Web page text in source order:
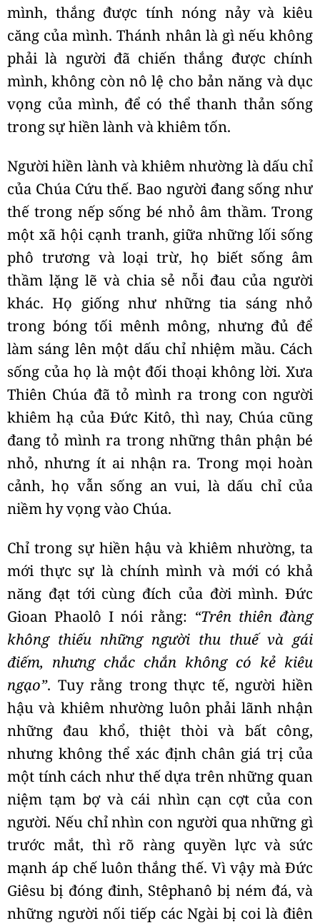
mình, thắng được tính nóng nảy và kiêu
căng của mình. Thánh nhân là gì nếu không
phải là người đã chiến thắng được chính
mình, không còn nô lệ cho bản năng và dục
vọng của mình, để có thể thanh thản sống
trong sự hiền lành và khiêm tốn.
Người hiền lành và khiêm nhường là dấu chỉ
của Chúa Cứu thế. Bao người đang sống như
thế trong nếp sống bé nhỏ âm thầm. Trong
một xã hội cạnh tranh, giữa những lối sống
phô trương và loại trừ, họ biết sống âm
thầm lặng lẽ và chia sẻ nỗi đau của người
khác. Họ giống như những tia sáng nhỏ
trong bóng tối mênh mông, nhưng đủ để
làm sáng lên một dấu chỉ nhiệm mầu. Cách
sống của họ là một đối thoại không lời. Xưa
Thiên Chúa đã tỏ mình ra trong con người
khiêm hạ của Đức Kitô, thì nay, Chúa cũng
đang tỏ mình ra trong những thân phận bé
nhỏ, nhưng ít ai nhận ra. Trong mọi hoàn
cảnh, họ vẫn sống an vui, là dấu chỉ của
niềm hy vọng vào Chúa.
Chỉ trong sự hiền hậu và khiêm nhường, ta
mới thực sự là chính mình và mới có khả
năng đạt tới cùng đích của đời mình. Đức
Gioan Phaolô I nói rằng: “Trên thiên đàng
không thiếu những người thu thuế và gái
điếm, nhưng chắc chắn không có kẻ kiêu
ngạo”. Tuy rằng trong thực tế, người hiền
hậu và khiêm nhường luôn phải lãnh nhận
những đau khổ, thiệt thòi và bất công,
nhưng không thể xác định chân giá trị của
một tính cách như thế dựa trên những quan
niệm tạm bợ và cái nhìn cạn cợt của con
người. Nếu chỉ nhìn con người qua những gì
trước mắt, thì rõ ràng quyền lực và sức
mạnh áp chế luôn thắng thế. Vì vậy mà Đức
Giêsu bị đóng đinh, Stêphanô bị ném đá, và
những người nối tiếp các Ngài bị coi là điên